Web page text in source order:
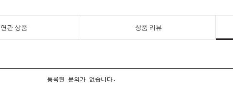
연관 상품 상품 리뷰
등록된 문의가 없습니다.